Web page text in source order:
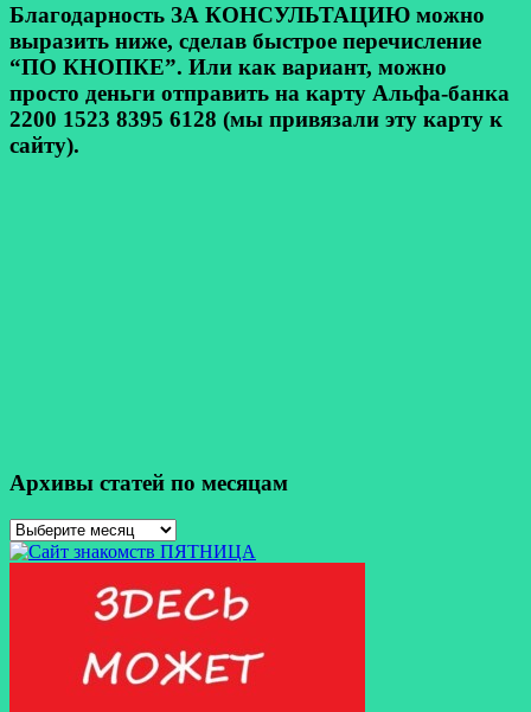
Благодарность ЗА КОНСУЛЬТАЦИЮ можно
выразить ниже, сделав быстрое перечисление
“ПО КНОПКЕ”. Или как вариант, можно
просто деньги отправить на карту Альфа-банка
2200 1523 8395 6128 (мы привязали эту карту к
сайту).
Архивы статей по месяцам
Архивы
статей